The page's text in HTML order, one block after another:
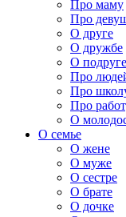
Про маму
Про
О друге
О дружбе
О подруге
Про
Про
Про
О
О семье
О жене
О муже
О сестре
О брате
О дочке